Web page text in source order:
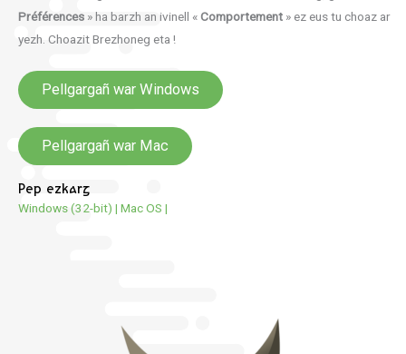
Préférences » ha barzh an ivinell «Comportement » ez eus tu choaz ar
yezh. Choazit Brezhoneg eta !
Pellgargañ war Windows
Pellgargañ war Mac
Pep ezkarg
Windows (32-bit) | Mac OS |